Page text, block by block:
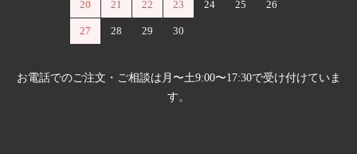
20 21 22 23 24 25 26
27 28 29 30
お電話でのご注文・ご相談は月〜土9:00〜17:30で受け付けていま
す。